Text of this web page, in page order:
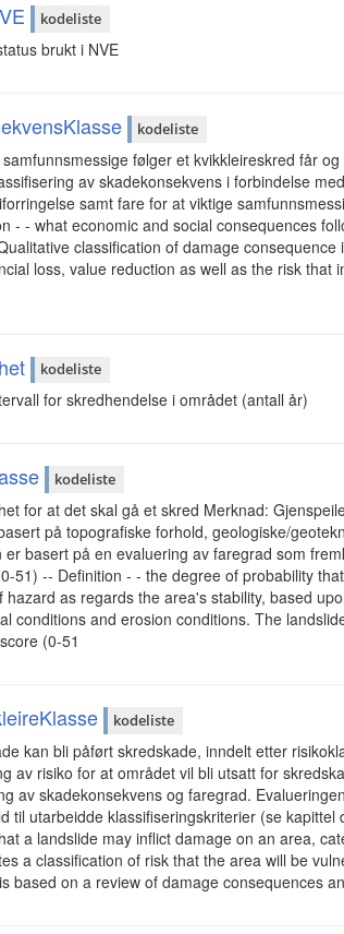
kodeliste
brukt i NVE
kodeliste
følger et kvikkleireskred får
av skadekonsekvens i forbindelse
samt fare for at viktige
- - what economic and social consequences
classification of damage
loss, value reduction as well as the risk that
kodeliste
for skredhendelse i området (antall år)
kodeliste
for at det skal gå et skred Merknad:
på topografiske forhold, geologiske/
basert på en evaluering av faregrad som
51) -- Definition - - the degree of probability
hazard as regards the area's stability, based
conditions and erosion conditions. The
(0-51
kodeliste
kan bli påført skredskade, inndelt etter
av risiko for at området vil bli utsatt for
av skadekonsekvens og faregrad.
til utarbeidde klassifiseringskriterier (se kapittel
a landslide may inflict damage on an area,
a classification of risk that the area will be
based on a review of damage consequences